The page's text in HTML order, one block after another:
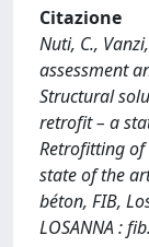
Citazione
Nuti, C.,
assessment
Structural
retrofit – a
Retrofitting of
state of the
béton, FIB,
LOSANNA : fib.